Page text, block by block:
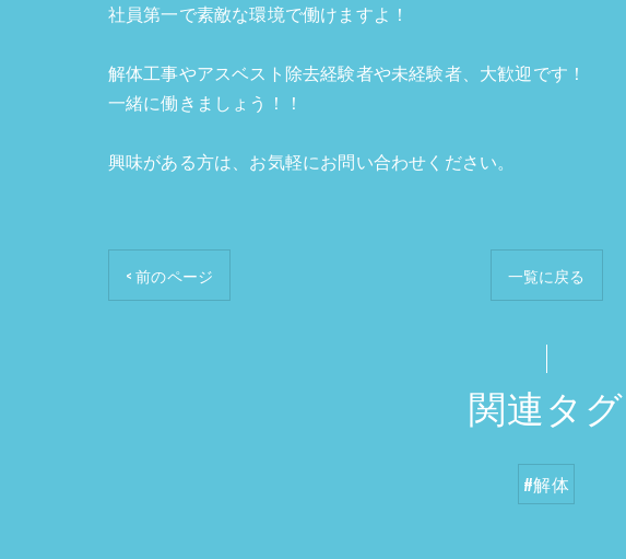
社員第一で素敵な環境で働けますよ！
解体工事やアスベスト除去経験者や未経験者、大歓迎です！
一緒に働きましょう！！
興味がある方は、お気軽にお問い合わせください。
< 前のページ 一覧に戻る
関連タグ
#解体